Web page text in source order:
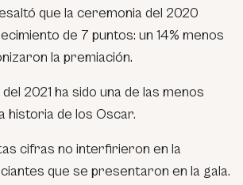
que la ceremonia del 2020
de 7 puntos: un 14% menos
la premiación.
2021 ha sido una de las menos
historia de los Oscar.
cifras no interfirieron en la
que se presentaron en la gala.